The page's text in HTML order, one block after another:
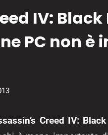
IV: Black
PC non
Creed IV: